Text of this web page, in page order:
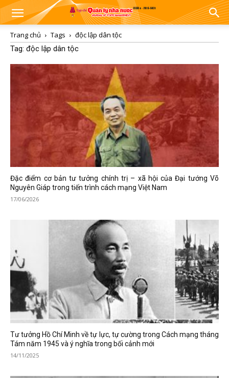
Trang chủ Tags
độc lập dân tộc
Tag: độc lập dân tộc
Đặc điểm cơ bản tư tưởng chính trị – xã hội của Đại tướng Võ
Nguyên Giáp trong tiến trình cách mạng Việt Nam
17/06/2026
Tư tưởng Hồ Chí Minh về tự lực, tự cường trong Cách mạng tháng
Tám năm 1945 và ý nghĩa trong bối cảnh mới
14/11/2025